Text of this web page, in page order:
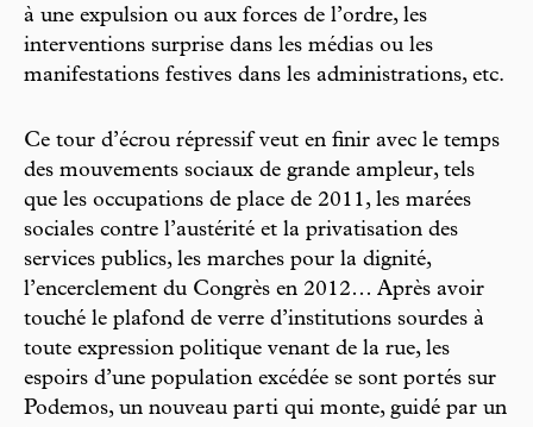
à une expulsion ou aux forces de l’ordre, les
interventions surprise dans les médias ou les
manifestations festives dans les administrations, etc.
Ce tour d’écrou répressif veut en finir avec le temps
des mouvements sociaux de grande ampleur, tels
que les occupations de place de 2011, les marées
sociales contre l’austérité et la privatisation des
services publics, les marches pour la dignité,
l’encerclement du Congrès en 2012… Après avoir
touché le plafond de verre d’institutions sourdes à
toute expression politique venant de la rue, les
espoirs d’une population excédée se sont portés sur
Podemos, un nouveau parti qui monte, guidé par un